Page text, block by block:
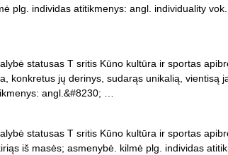
plg. individas atitikmenys: angl. individuality
statusas T sritis Kūno kultūra ir sportas
konkretus jų derinys, sudarąs unikalią, vientisą
angl.&#8230; …
statusas T sritis Kūno kultūra ir sportas
iš masės; asmenybė. kilmė plg. individas